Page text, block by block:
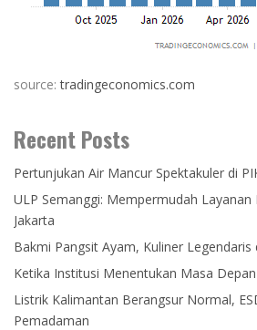
source:tradingeconomics.com
Recent Posts
Pertunjukan Air Mancur Spektakuler di
ULP Semanggi: Mempermudah Layanan
Jakarta
Bakmi Pangsit Ayam, Kuliner Legendaris
Ketika Institusi Menentukan Masa
Listrik Kalimantan Berangsur Normal,
Pemadaman